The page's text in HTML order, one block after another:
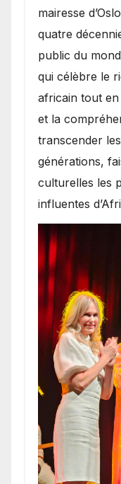
mairesse
quatre
public du
qui célèbre le
africain tout en
et la
transcender
générations,
culturelles les
influentes